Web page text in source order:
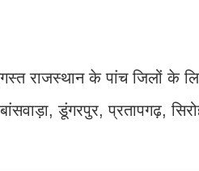
राजस्थान के पांच जिलों के
डूंगरपुर, प्रतापगढ़,